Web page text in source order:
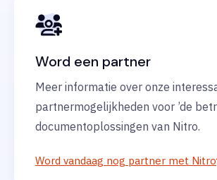
Word een partner
Meer informatie over onze
partnermogelijkheden voor ’de
documentoplossingen van Nitro.
Word vandaag nog partner met Nitro